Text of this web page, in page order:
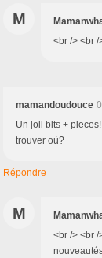
M
<br /> <br
mamandoudouce
Un joli bits +
trouver où?
Répondre
M
<br /> <br